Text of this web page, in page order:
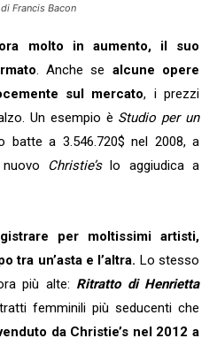
Francis Bacon
molto in aumento, il suo
. Anche se alcune opere
sul mercato, i prezzi
Un esempio è Studio per un
batte a 3.546.720$ nel 2008, a
Christie’slo aggiudica a
per moltissimi artisti,
tra un’asta e l’altra. Lo stesso
più alte: Ritratto di Henrietta
femminili più seducenti che
da Christie’s nel 2012 a